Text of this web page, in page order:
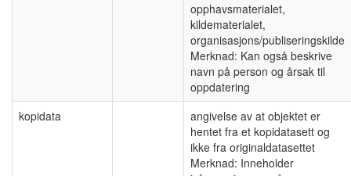
opphavsmaterialet,
kildematerialet,
organisasjons/publiseringskilde
Merknad: Kan også beskrive
navn på person og årsak til
oppdatering
kopidata
angivelse av at objektet er
hentet fra et kopidatasett og
ikke fra originaldatasettet
Merknad: Inneholder